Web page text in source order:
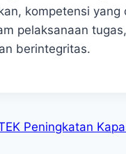
kompetensi
pelaksanaan
berintegritas.
Peningkatan